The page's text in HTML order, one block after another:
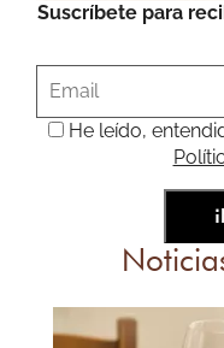
Suscríbete para
He leído,